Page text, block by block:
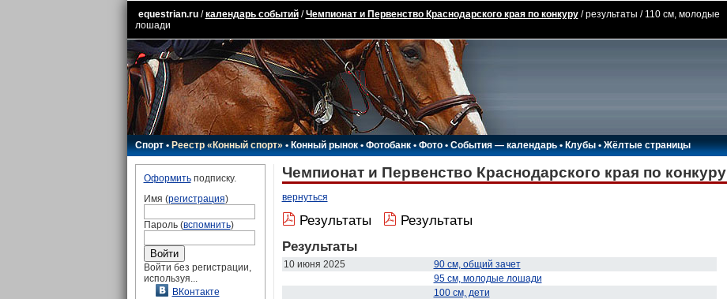
equestrian.ru/календарь событий/Чемпионат и Первенство Краснодарского края по конкуру/ результаты / 110 см, молодые
лошади
Спорт•Реестр «Конный спорт»•Конный рынок•Фотобанк •Фото•События — календарь•Клубы •Жёлтые страницы
Оформитьподписку.
Имя (регистрация)
Пароль (вспомнить)
Войти без регистрации,
используя...
ВКонтакте
Чемпионат и Первенство Краснодарского края по конкуру
вернуться
Результаты Результаты
Результаты
10 июня 2025
90 см, общий зачет
95 см, молодые лошади
100 см, дети